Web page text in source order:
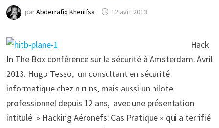
parAbderrafiq Khenifsa 12 avril 2013
Hack
In The Box conférence sur la sécurité à Amsterdam. Avril
2013. Hugo Tesso, un consultant en sécurité
informatique chez n.runs, mais aussi un pilote
professionnel depuis 12 ans, avec une présentation
intitulé » Hacking Aéronefs: Cas Pratique » qui a terrifié